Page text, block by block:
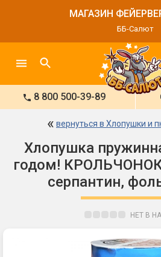
МАГАЗИН
ББ-Салют
8 800 500-39-89
« вернуться в Хлопушки и
Хлопушка
годом!
серпантин,
НЕТ В